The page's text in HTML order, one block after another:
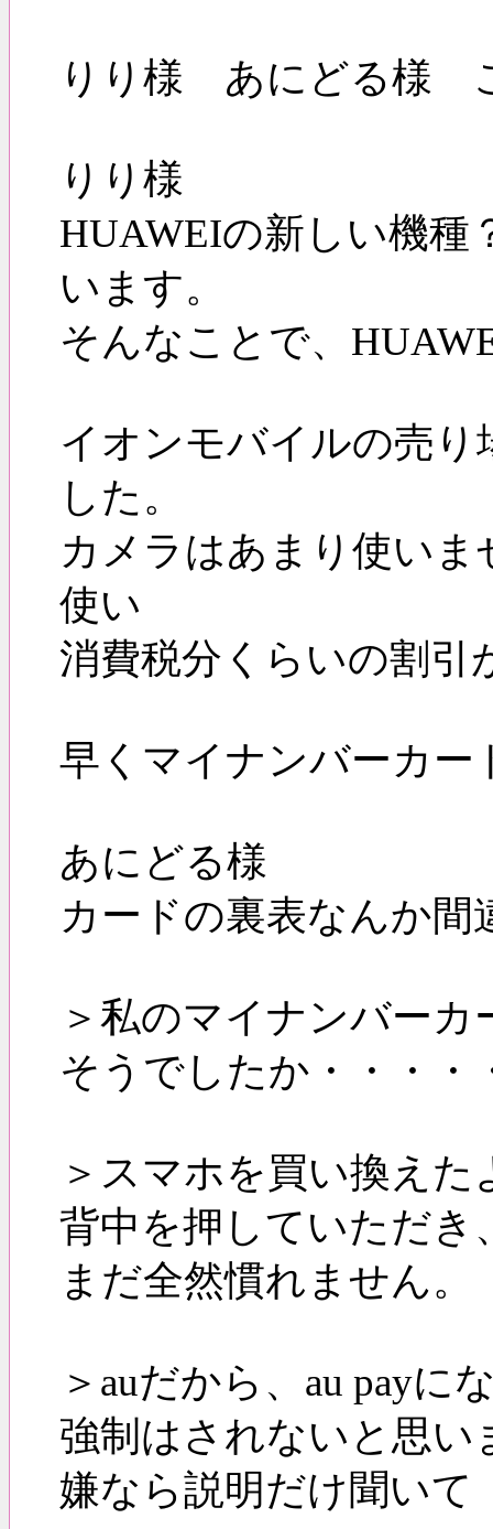
りり様 あにどる様
りり様
HUAWEIの新しい機種
います。
そんなことで、
イオンモバイルの売り
した。
カメラはあまり使い
使い
消費税分くらいの割引
早くマイナンバーカー
あにどる様
カードの裏表なんか
＞私のマイナンバー
そうでしたか・・・・
＞スマホを買い換え
背中を押していただ
まだ全然慣れません。
＞auだから、au payに
強制はされないと思い
嫌なら説明だけ聞いて